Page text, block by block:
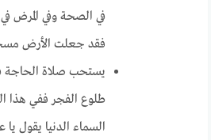
في الصحة وفي المرض
فقد جعلت الأرض
يستحب صلاة الحاجة
طلوع الفجر ففي هذا
السماء الدنيا يقول